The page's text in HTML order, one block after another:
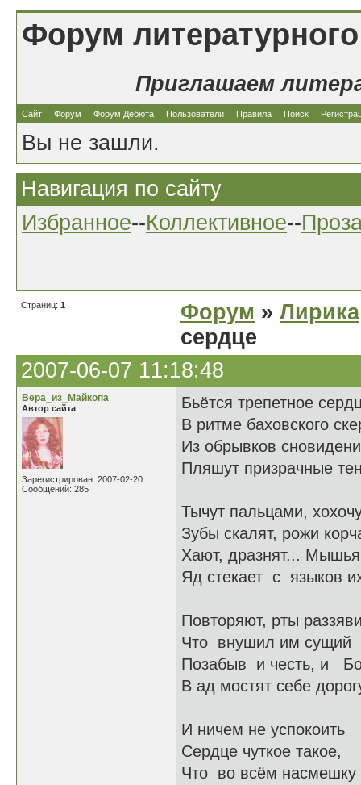
Форум
Приглашаем
Сайт Форум Форум Дебюта Пользователи Правила Поиск
Вы не зашли.
Навигация по сайту
Избранное--Коллективное--
Страниц: 1 Форум » Лирика
сердце
2007-06-07 11:18:48
Вера_из_Майкопа
Автор сайта
Зарегистрирован: 2007-02-20
Сообщений: 285
Бьётся трепетное
В ритме баховского
Из обрывков
Пляшут призрачные
Тычут пальцами,
Зубы скалят, рожи
Хают, дразнят...
Яд стекает с языков
Повторяют, рты
Что внушил им сущий
Позабыв и честь, и
В ад мостят себе
И ничем не успокоить
Сердце чуткое такое,
Что во всём насмешку